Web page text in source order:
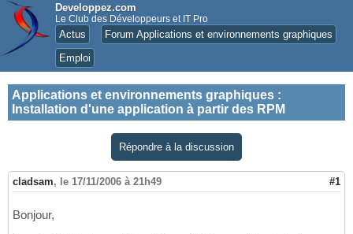
Developpez.com
Le Club des Développeurs et IT Pro
Actus
Forum Applications et environnements graphiques
Emploi
Applications et environnements graphiques :
Installation d'une application à partir des RPM
Répondre à la discussion
cladsam, le 17/11/2006 à 21h49 #1
Bonjour,